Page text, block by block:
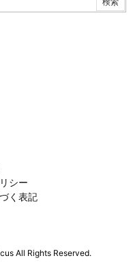
シー
く表記
All Rights Reserved.